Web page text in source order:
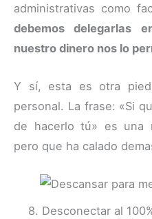
administrativas como
debemos delegarlas
nuestro dinero nos lo
Y sí, esta es otra
personal. La frase: «Si
de hacerlo tú» es una
pero que ha calado
8. Desconectar al